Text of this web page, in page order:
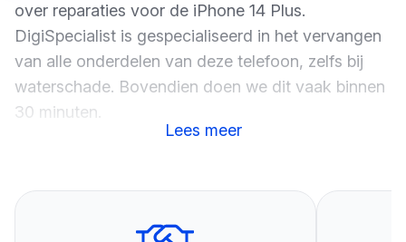
over reparaties voor de iPhone 14 Plus.
DigiSpecialist is gespecialiseerd in het vervangen
van alle onderdelen van deze telefoon, zelfs bij
waterschade. Bovendien doen we dit vaak binnen
30 minuten.
grondig inspecteren en je adviseren over de beste
oplossing voor je specifieke probleem.
Lees meer